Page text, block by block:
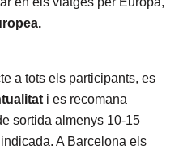
a tots els participants, es
i es recomana
sortida almenys 10-15
indicada. A Barcelona els